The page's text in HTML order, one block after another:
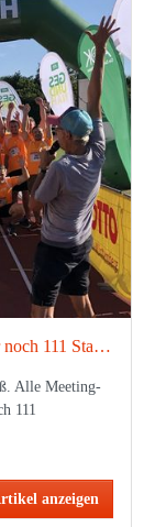
Alle Meeting-Points sind ausgebucht – nur noch 111 Startplätze für den Firmenlauf Göppingen verfügbar
Alle Meeting-
111
anzeigen